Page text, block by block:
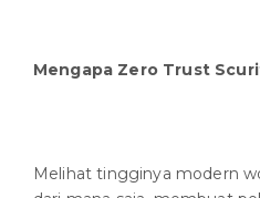
Mengapa Zero Trust
Melihat tingginya modern